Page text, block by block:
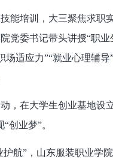
能培训，大三聚焦求职
党委书记带头讲授“职业
适应力”“就业心理辅导
，在大学生创业基地设
创业梦”。
航”，山东服装职业学